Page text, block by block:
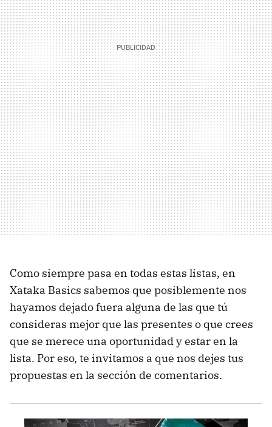
Como siempre pasa en todas estas listas, en
Xataka Basics sabemos que posiblemente nos
hayamos dejado fuera alguna de las que tú
consideras mejor que las presentes o que crees
que se merece una oportunidad y estar en la
lista. Por eso, te invitamos a que nos dejes tus
propuestas en la sección de comentarios.